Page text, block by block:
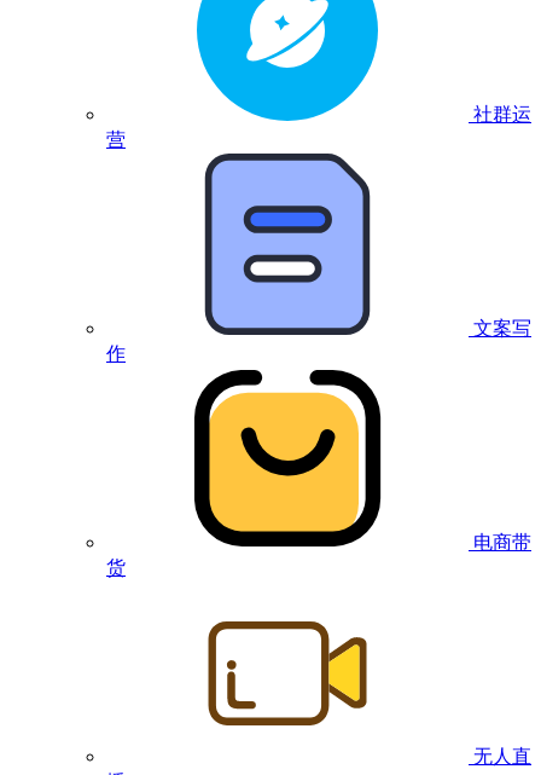
社群运
营
文案写
作
电商带
货
无人直